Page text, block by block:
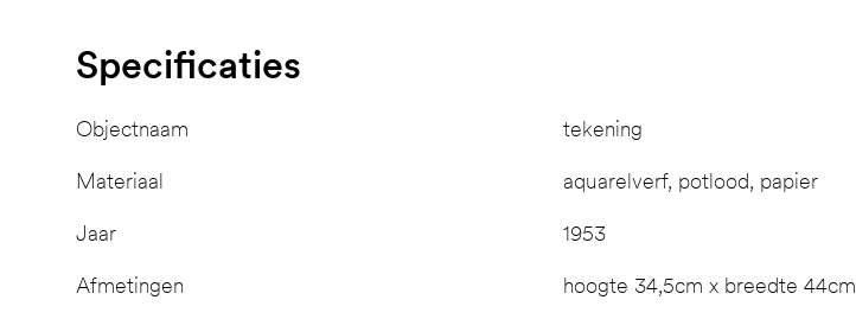
Specificaties
Objectnaam tekening
Materiaal aquarelverf, potlood, papier
Jaar 1953
Afmetingen hoogte 34,5cm x breedte 44cm